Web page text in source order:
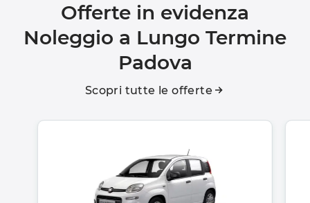
Offerte in evidenza
Noleggio a Lungo Termine
Padova
Scopri tutte le offerte